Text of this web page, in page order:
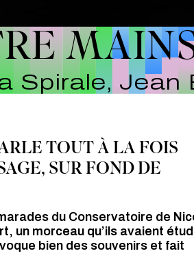
Spirale, Jean
TOUT À LA FOIS
SUR FOND DE
du Conservatoire de
un morceau qu’ils avaient
bien des souvenirs et fait